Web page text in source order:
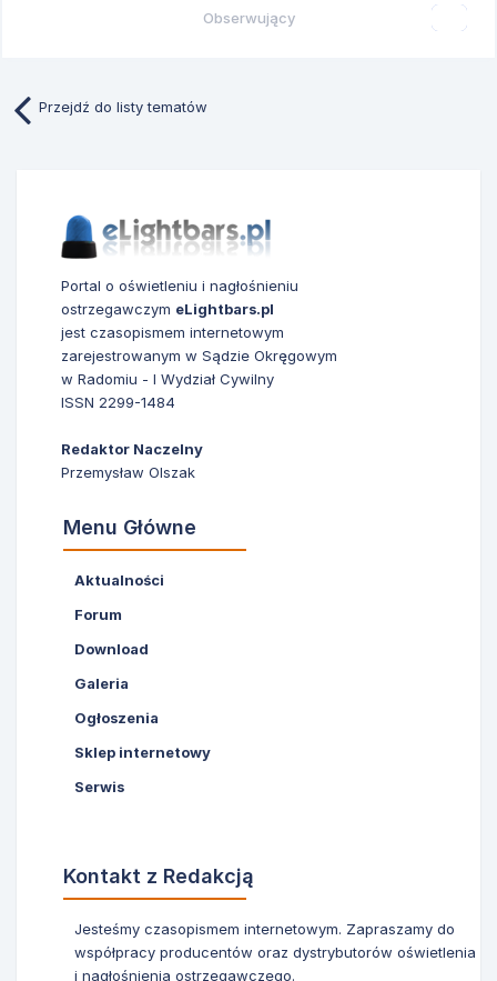
Obserwujący
Przejdź do listy tematów
Portal o oświetleniu i nagłośnieniu
ostrzegawczym eLightbars.pl
jest czasopismem internetowym
zarejestrowanym w Sądzie Okręgowym
w Radomiu - I Wydział Cywilny
ISSN 2299-1484
Redaktor Naczelny
Przemysław Olszak
Menu Główne
Aktualności
Forum
Download
Galeria
Ogłoszenia
Sklep internetowy
Serwis
Kontakt z Redakcją
Jesteśmy czasopismem internetowym. Zapraszamy do
współpracy producentów oraz dystrybutorów oświetlenia
i nagłośnienia ostrzegawczego.